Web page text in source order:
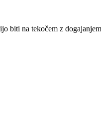
biti na tekočem z